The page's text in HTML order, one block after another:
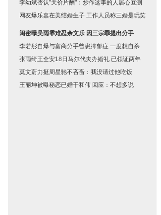
李幼斌否认"天价片酬"：炒作这事的人居心叵测
网友爆乐嘉在美结婚生子 工作人员称三婚是玩笑
闺密曝吴雨霏难忍余文乐 因三宗罪提出分手
李若彤自爆与富商分手曾患抑郁症 一度想自杀
张雨绮王全安18日马尔代夫办婚礼 已领证两年
莫文蔚力挺周星驰不吝啬：我没请过他吃饭
王丽坤被曝秘恋已婚于和伟 回应：不想多说